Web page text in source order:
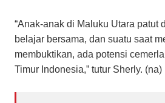
“Anak-anak di Maluku Utara patut
belajar bersama, dan suatu saat
membuktikan, ada potensi
Timur Indonesia,” tutur Sherly. (na)